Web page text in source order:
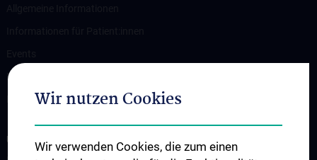
News
Kontakt
UNSERE ABTEILUNGEN
Wir nutzen Cookies
Wir verwenden Cookies, die zum einen